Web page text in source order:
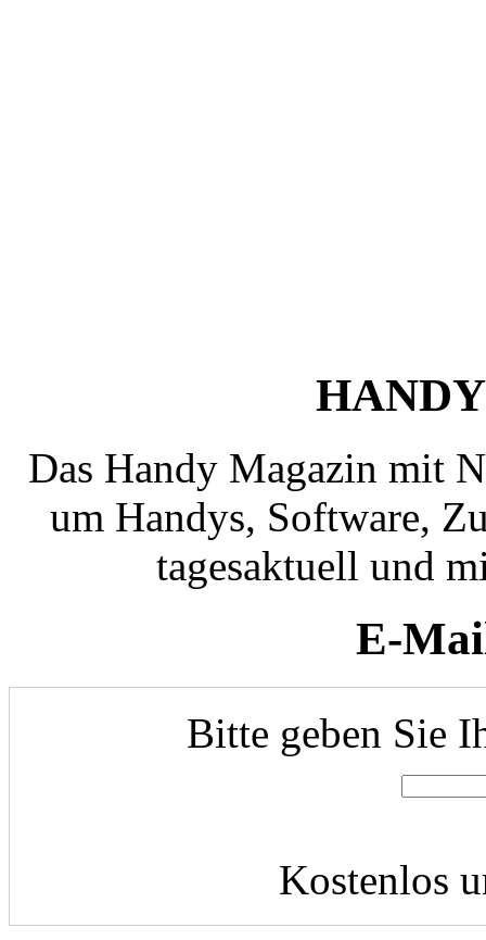
HANDY
Das Handy Magazin mit
um Handys, Software,
tagesaktuell und
E-
Bitte geben Sie
Kostenlos